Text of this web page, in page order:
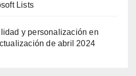
Lists
y personalización en
de abril 2024